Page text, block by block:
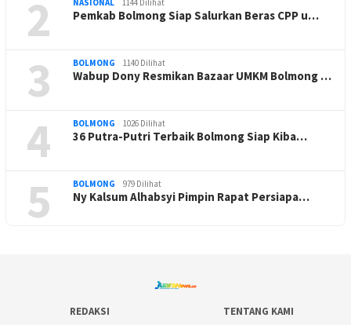
2 NASIONAL 1144 Dilihat
Pemkab Bolmong Siap Salurkan Beras CPP u…
3 BOLMONG 1140 Dilihat
Wabup Dony Resmikan Bazaar UMKM Bolmong …
4 BOLMONG 1026 Dilihat
36 Putra-Putri Terbaik Bolmong Siap Kiba…
5 BOLMONG 979 Dilihat
Ny Kalsum Alhabsyi Pimpin Rapat Persiapa…
REDAKSI TENTANG KAMI